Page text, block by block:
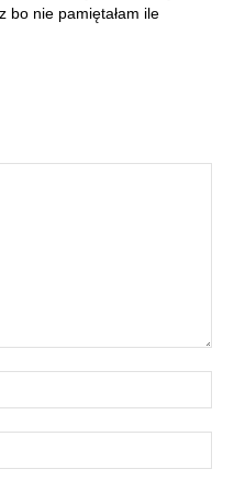
bo nie pamiętałam ile